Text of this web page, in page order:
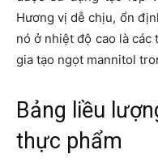
Hương vị dễ chịu, ổn
nó ở nhiệt độ cao là
gia tạo ngọt mannitol
Bảng liều
thực phẩm